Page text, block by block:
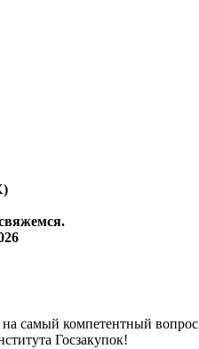
самый компетентный вопрос
Госзакупок!